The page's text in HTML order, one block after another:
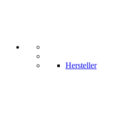
Hersteller